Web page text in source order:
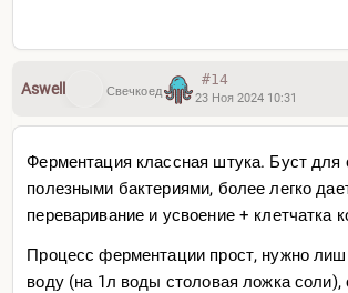
Aswell Свечкоед
#14
23 Ноя 2024 10:31
Ферментация классная штука. Буст для
полезными бактериями, более легко
переваривание и усвоение + клетчатка
Процесс ферментации прост, нужно
воду (на 1л воды столовая ложка соли),